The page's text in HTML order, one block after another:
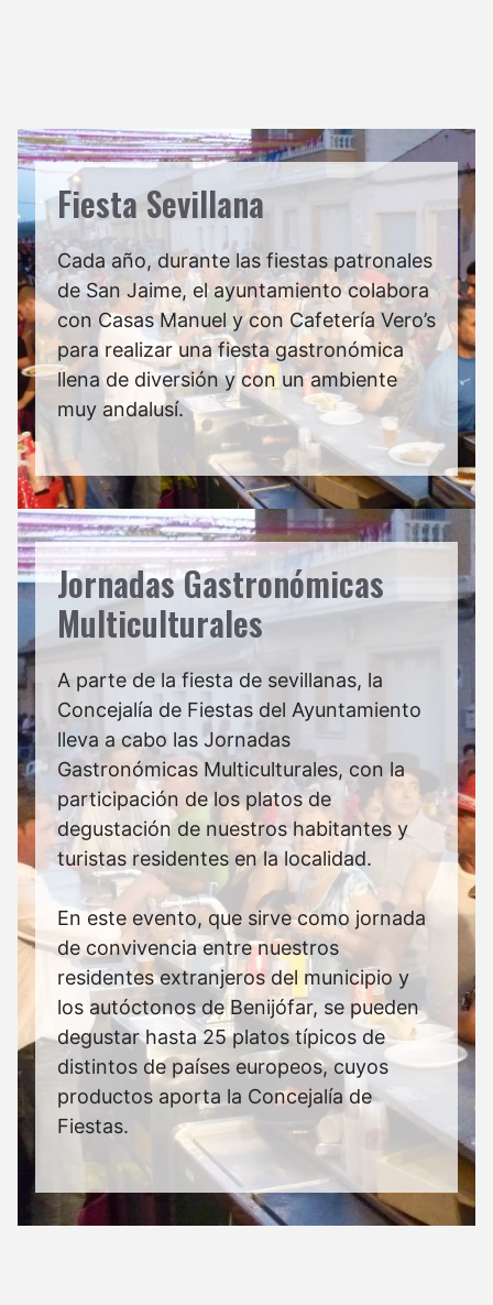
Fiesta Sevillana
Cada año, durante las fiestas patronales
de San Jaime, el ayuntamiento colabora
con Casas Manuel y con Cafetería Vero’s
para realizar una fiesta gastronómica
llena de diversión y con un ambiente
muy andalusí.
Jornadas Gastronómicas
Multiculturales
A parte de la fiesta de sevillanas, la
Concejalía de Fiestas del Ayuntamiento
lleva a cabo las Jornadas
Gastronómicas Multiculturales, con la
participación de los platos de
degustación de nuestros habitantes y
turistas residentes en la localidad.
En este evento, que sirve como jornada
de convivencia entre nuestros
residentes extranjeros del municipio y
los autóctonos de Benijófar, se pueden
degustar hasta 25 platos típicos de
distintos de países europeos, cuyos
productos aporta la Concejalía de
Fiestas.